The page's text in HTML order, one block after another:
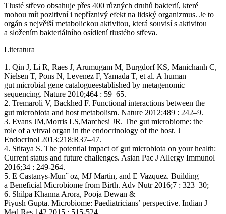
Tlusté střevo obsahuje přes 400 různých druhů bakterií, které
mohou mít pozitivní i nepříznivý efekt na lidský organizmus. Je to
orgán s největší metabolickou aktivitou, která souvisí s aktivitou
a složením bakteriálního osídlení tlustého střeva.
Literatura
1. Qin J, Li R, Raes J, Arumugam M, Burgdorf KS, Manichanh C,
Nielsen T, Pons N, Levenez F, Yamada T, et al. A human
gut microbial gene catalogueestablished by metagenomic
sequencing. Nature 2010;464 : 59–65.
2. Tremaroli V, Backhed F. Functional interactions between the
gut microbiota and host metabolism. Nature 2012;489 : 242–9.
3. Evans JM,Morris LS,Marchesi JR. The gut microbiome: the
role of a virval organ in the endocrinology of the host. J
Endocrinol 2013;218:R37–47.
4. Stitaya S. The potential impact of gut microbiota on your health:
Current status and future challenges. Asian Pac J Allergy Immunol
2016;34 : 249-264.
5. E Castanys-Mun˜ oz, MJ Martin, and E Vazquez. Building
a Beneficial Microbiome from Birth. Adv Nutr 2016;7 : 323–30;
6. Shilpa Khanna Arora, Pooja Dewan &
Piyush Gupta. Microbiome: Paediatricians’ perspective. Indian J
Med Res 142,2015 : 515-524.